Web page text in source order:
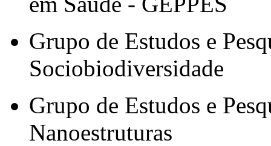
Grupo de Estudos e
Sociobiodiversidade
Grupo de Estudos e
Nanoestruturas